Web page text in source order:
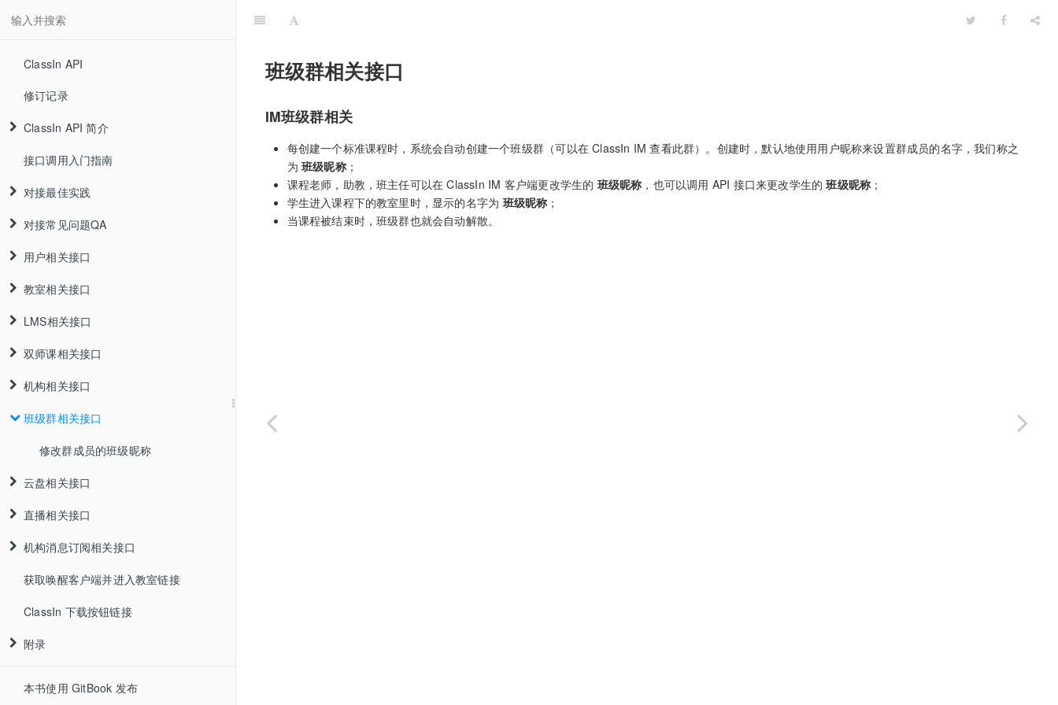
ClassIn API
修订记录
ClassIn API 简介
接口调用入门指南
对接最佳实践
对接常见问题QA
用户相关接口
教室相关接口
LMS相关接口
双师课相关接口
机构相关接口
班级群相关接口
修改群成员的班级昵称
云盘相关接口
直播相关接口
机构消息订阅相关接口
获取唤醒客户端并进入教室链接
ClassIn 下载按钮链接
附录
本书使用 GitBook 发布
班级群相关接口
IM班级群相关
每创建一个标准课程时，系统会自动创建一个班级群（可以在 ClassIn IM 查看此群）。创建时，默认地使用用户昵称来设置群成员的名字，我们称之
为 班级昵称；
课程老师，助教，班主任可以在 ClassIn IM 客户端更改学生的 班级昵称 ，也可以调用 API 接口来更改学生的班级昵称 ；
学生进入课程下的教室里时，显示的名字为 班级昵称 ；
当课程被结束时，班级群也就会自动解散。